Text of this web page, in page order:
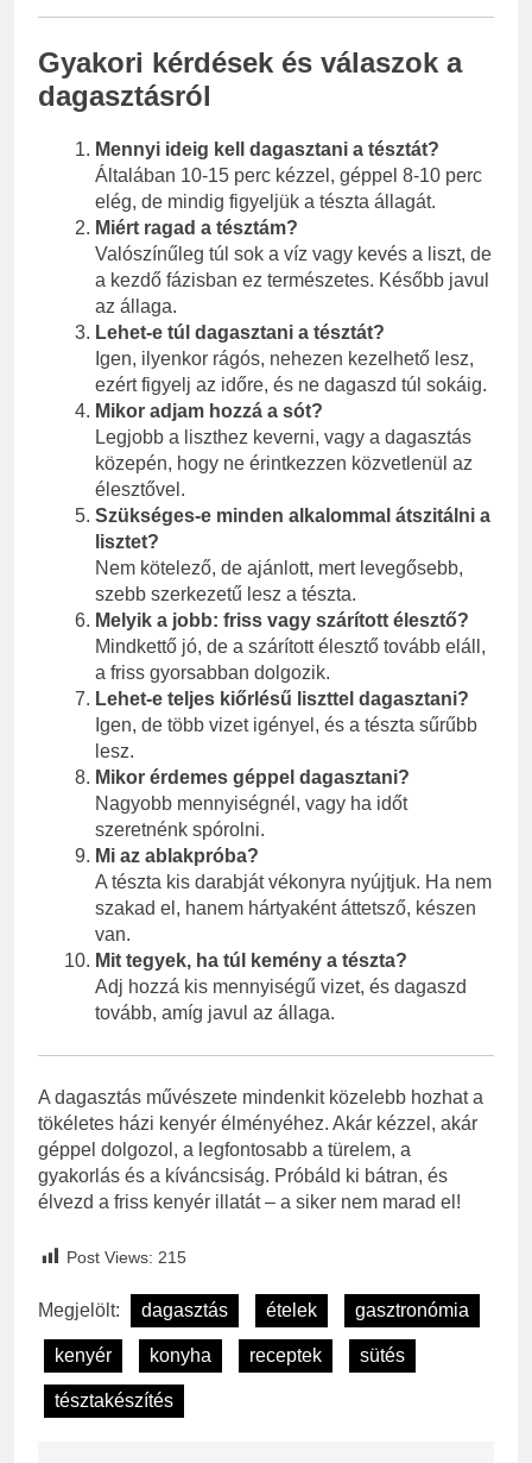
Gyakori kérdések és válaszok a
dagasztásról
Mennyi ideig kell dagasztani a tésztát?
Általában 10-15 perc kézzel, géppel 8-10 perc
elég, de mindig figyeljük a tészta állagát.
Miért ragad a tésztám?
Valószínűleg túl sok a víz vagy kevés a liszt, de
a kezdő fázisban ez természetes. Később javul
az állaga.
Lehet-e túl dagasztani a tésztát?
Igen, ilyenkor rágós, nehezen kezelhető lesz,
ezért figyelj az időre, és ne dagaszd túl sokáig.
Mikor adjam hozzá a sót?
Legjobb a liszthez keverni, vagy a dagasztás
közepén, hogy ne érintkezzen közvetlenül az
élesztővel.
Szükséges-e minden alkalommal átszitálni a
lisztet?
Nem kötelező, de ajánlott, mert levegősebb,
szebb szerkezetű lesz a tészta.
Melyik a jobb: friss vagy szárított élesztő?
Mindkettő jó, de a szárított élesztő tovább eláll,
a friss gyorsabban dolgozik.
Lehet-e teljes kiőrlésű liszttel dagasztani?
Igen, de több vizet igényel, és a tészta sűrűbb
lesz.
Mikor érdemes géppel dagasztani?
Nagyobb mennyiségnél, vagy ha időt
szeretnénk spórolni.
Mi az ablakpróba?
A tészta kis darabját vékonyra nyújtjuk. Ha nem
szakad el, hanem hártyaként áttetsző, készen
van.
Mit tegyek, ha túl kemény a tészta?
Adj hozzá kis mennyiségű vizet, és dagaszd
tovább, amíg javul az állaga.
A dagasztás művészete mindenkit közelebb hozhat a
tökéletes házi kenyér élményéhez. Akár kézzel, akár
géppel dolgozol, a legfontosabb a türelem, a
gyakorlás és a kíváncsiság. Próbáld ki bátran, és
élvezd a friss kenyér illatát – a siker nem marad el!
Post Views: 215
Megjelölt: dagasztás ételek gasztronómia
kenyér konyha receptek sütés
tésztakészítés